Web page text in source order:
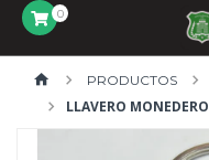
0
PRODUCTOS
LLAVERO MONEDERO